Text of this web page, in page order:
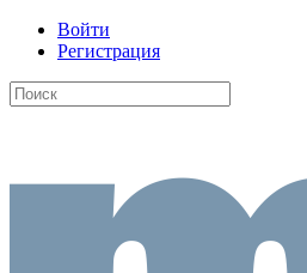
Войти
Регистрация